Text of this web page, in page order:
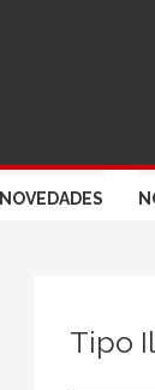
NOVEDADES
Tipo